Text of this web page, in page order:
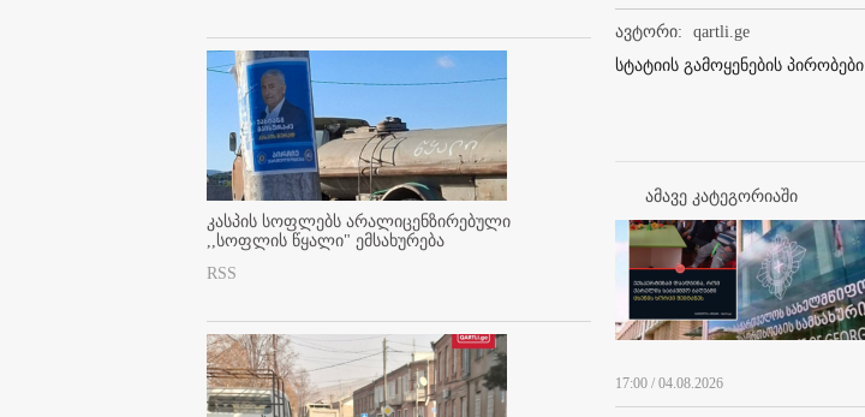
კასპის სოფლებს არალიცენზირებული
,,სოფლის წყალი" ემსახურება
RSS
ავტორი:
qartli.ge
სტატიის გამოყენების პირობები
ამავე კატეგორიაში
17:00 / 04.08.2026